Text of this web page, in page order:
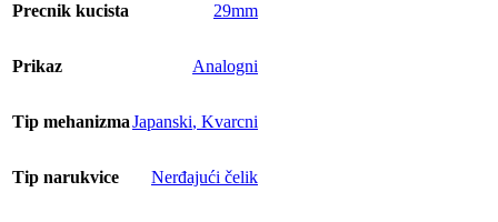
Precnik kucista 29mm
Prikaz Analogni
Tip mehanizmaJapanski, Kvarcni
Tip narukvice Nerđajući čelik